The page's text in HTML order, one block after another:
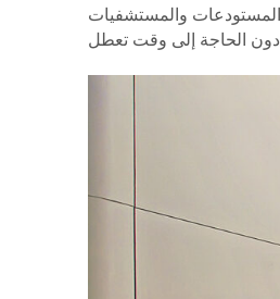
المستودعات والمستشفيات